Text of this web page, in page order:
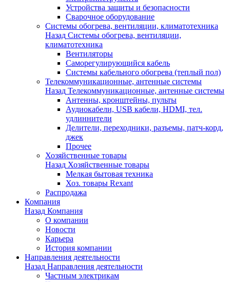
Устройства защиты и безопасности
Сварочное оборудование
Системы обогрева, вентиляции, климатотехника
Назад Системы обогрева, вентиляции,
климатотехника
Вентиляторы
Саморегулирующийся кабель
Системы кабельного обогрева (теплый пол)
Телекоммуникационные, антенные системы
Назад Телекоммуникационные, антенные системы
Антенны, кронштейны, пульты
Аудиокабели, USB кабели, HDMI, тел.
удлиннители
Делители, переходники, разъемы, патч-корд,
джек
Прочее
Хозяйственные товары
Назад Хозяйственные товары
Мелкая бытовая техника
Хоз. товары Rexant
Распродажа
Компания
Назад Компания
О компании
Новости
Карьера
История компании
Направления деятельности
Назад Направления деятельности
Частным электрикам